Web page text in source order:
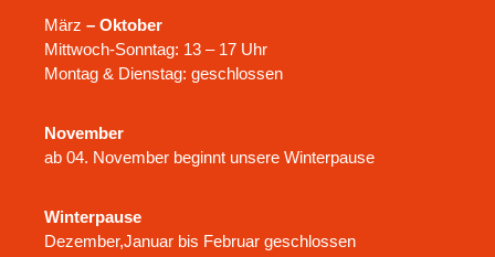
März – Oktober
Mittwoch-Sonntag: 13 – 17 Uhr
Montag & Dienstag: geschlossen
November
ab 04. November beginnt unsere Winterpause
Winterpause
Dezember,Januar bis Februar geschlossen